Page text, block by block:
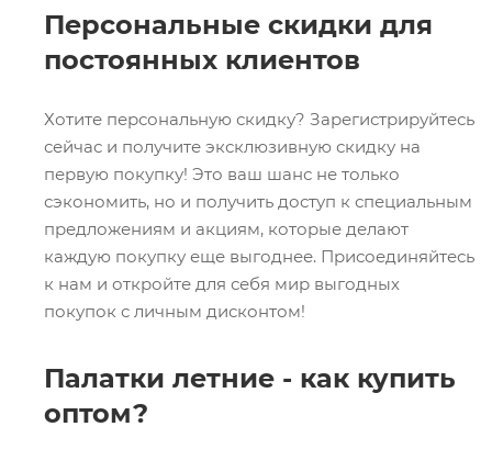
Персональные скидки для
постоянных клиентов
Хотите персональную скидку? Зарегистрируйтесь
сейчас и получите эксклюзивную скидку на
первую покупку! Это ваш шанс не только
сэкономить, но и получить доступ к специальным
предложениям и акциям, которые делают
каждую покупку еще выгоднее. Присоединяйтесь
к нам и откройте для себя мир выгодных
покупок с личным дисконтом!
Палатки летние - как купить
оптом?